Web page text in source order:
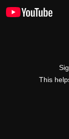
This